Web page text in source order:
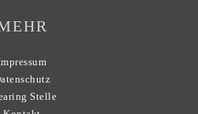
Stelle